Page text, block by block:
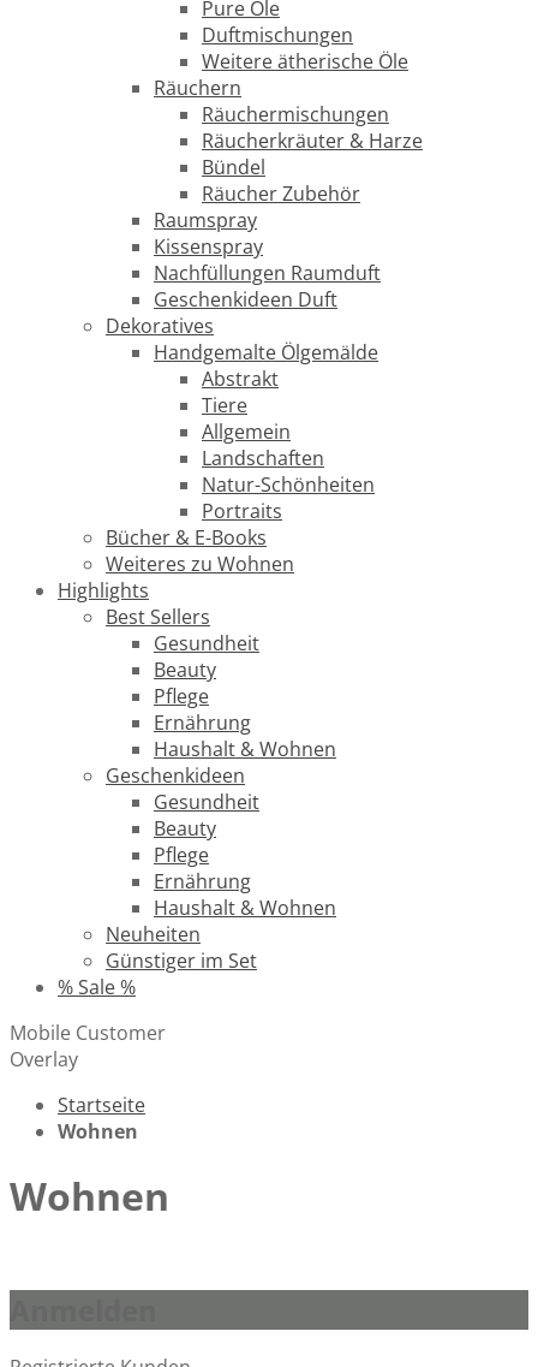
Pure Öle
Duftmischungen
Weitere ätherische Öle
Räuchern
Räuchermischungen
Räucherkräuter & Harze
Bündel
Räucher Zubehör
Raumspray
Kissenspray
Nachfüllungen Raumduft
Geschenkideen Duft
Dekoratives
Handgemalte Ölgemälde
Abstrakt
Tiere
Allgemein
Landschaften
Natur-Schönheiten
Portraits
Bücher & E-Books
Weiteres zu Wohnen
Highlights
Best Sellers
Gesundheit
Beauty
Pflege
Ernährung
Haushalt & Wohnen
Geschenkideen
Gesundheit
Beauty
Pflege
Ernährung
Haushalt & Wohnen
Neuheiten
Günstiger im Set
% Sale %
Mobile Customer
Overlay
Startseite
Wohnen
Wohnen